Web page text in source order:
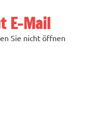
E-Mail
Sie nicht öffnen